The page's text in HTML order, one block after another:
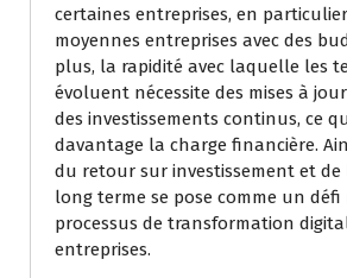
certaines entreprises, en
moyennes entreprises avec des
plus, la rapidité avec laquelle les
évoluent nécessite des mises à
des investissements continus, ce
davantage la charge financière.
du retour sur investissement et
long terme se pose comme un
processus de transformation
entreprises.